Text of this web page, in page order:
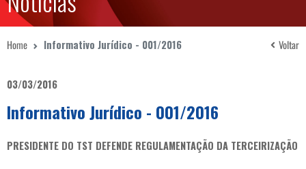
Home Informativo Jurídico - 001/2016 Voltar
03/03/2016
Informativo Jurídico - 001/2016
PRESIDENTE DO TST DEFENDE REGULAMENTAÇÃO DA TERCEIRIZAÇÃO